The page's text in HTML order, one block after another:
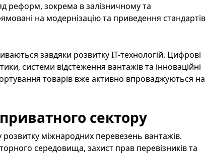
реформ, зокрема в залізничному та
на модернізацію та приведення стандартів
завдяки розвитку ІТ-технологій. Цифрові
системи відстеження вантажів та інноваційні
товарів вже активно впроваджуються на
сектору
міжнародних перевезень вантажів.
середовища, захист прав перевізників та